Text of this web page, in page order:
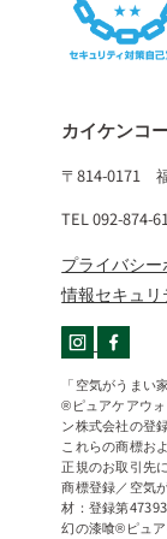
カイケンコ
〒814-0171
TEL 092-874-
プライバシ
情報セキュ
「空気がうま
®ピュアケアウ
ン株式会社の登
これらの商標お
正規のお取引先
商標登録／空気
材：登録第
幻の漆喰®ピュ